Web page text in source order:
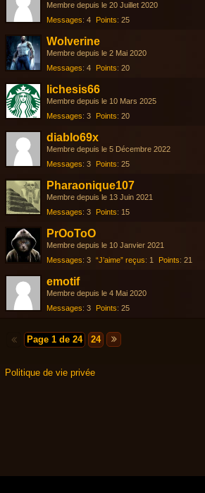
Membre depuis le 20 Juillet 2020
Messages 4 Points 25
Wolverine
Membre depuis le 2 Mai 2020
Messages 4 Points 20
lichesis66
Membre depuis le 10 Mars 2025
Messages 3 Points 20
diablo69x
Membre depuis le 5 Décembre 2022
Messages 3 Points 25
Pharaonique107
Membre depuis le 13 Juin 2021
Messages 3 Points 15
PrOoToO
Membre depuis le 10 Janvier 2021
Messages 3 “J’aime” reçus 1 Points 21
emotif
Membre depuis le 4 Mai 2020
Messages 3 Points 25
Page 1 de 24 24
Politique de vie privée